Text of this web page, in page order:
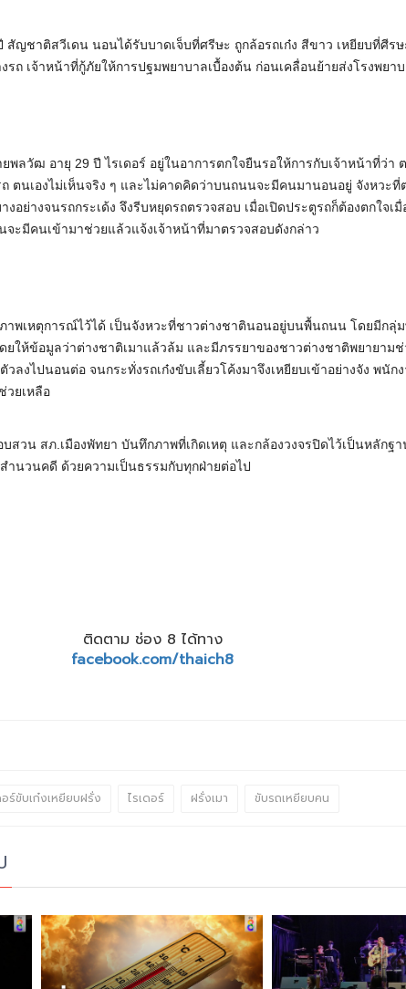
สัญชาติสวีเดน นอนได้รับบาดเจ็บที่ศรีษะ ถูกล้อรถเก๋ง สีขาว เหยียบที่ศีร
ถ เจ้าหน้าที่กู้ภัยให้การปฐมพยาบาลเบื้องต้น ก่อนเคลื่อนย้ายส่งโรงพยา
ลวัฒ อายุ 29 ปี ไรเดอร์ อยู่ในอาการตกใจยืนรอให้การกับเจ้าหน้าที่ว่า
ตนเองไม่เห็นจริง ๆ และไม่คาดคิดว่าบนถนนจะมีคนมานอนอยู่ จังหวะที่ต
งอย่างจนรถกระเด้ง จึงรีบหยุดรถตรวจสอบ เมื่อเปิดประตูรถก็ต้องตกใจเ
ะมีคนเข้ามาช่วยแล้วแจ้งเจ้าหน้าที่มาตรวจสอบดังกล่าว
พเหตุการณ์ไว้ได้ เป็นจังหวะที่ชาวต่างชาตินอนอยู่บนพื้นถนน โดยมีกลุ่
ให้ข้อมูลว่าต่างชาติเมาแล้วล้ม และมีภรรยาของชาวต่างชาติพยายามช่
ลงไปนอนต่อ จนกระทั่งรถเก๋งขับเลี้ยวโค้งมาจึงเหยียบเข้าอย่างจัง พนัก
วยเหลือ
วน สภ.เมืองพัทยา บันทึกภาพที่เกิดเหตุ และกล้องวงจรปิดไว้เป็นหลักฐ
ำนวนคดี ด้วยความเป็นธรรมกับทุกฝ่ายต่อไป
ติดตาม ช่อง 8 ได้ทาง
facebook.com/thaich8
อร์ขับเก๋งเหยียบฝรั่ง ไรเดอร์ ฝรั่งเมา ขับรถเหยียบคน